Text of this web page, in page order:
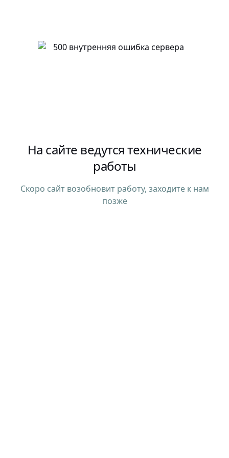
На сайте ведутся технические
работы
Скоро сайт возобновит работу, заходите к нам
позже